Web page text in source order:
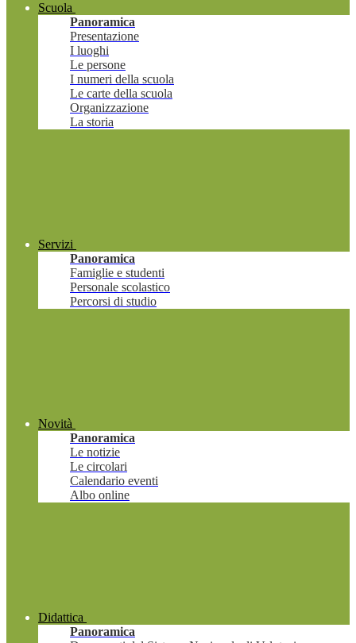
Scuola
Panoramica
Presentazione
I luoghi
Le persone
I numeri della scuola
Le carte della scuola
Organizzazione
La storia
Servizi
Panoramica
Famiglie e studenti
Personale scolastico
Percorsi di studio
Novità
Panoramica
Le notizie
Le circolari
Calendario eventi
Albo online
Didattica
Panoramica